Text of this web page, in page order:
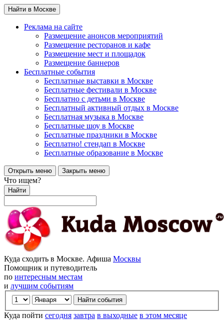
Найти в Москве
Реклама на сайте
Размещение анонсов мероприятий
Размещение ресторанов и кафе
Размещение мест и площадок
Размещение баннеров
Бесплатные события
Бесплатные выставки в Москве
Бесплатные фестивали в Москве
Бесплатно с детьми в Москве
Бесплатный активный отдых в Москве
Бесплатная музыка в Москве
Бесплатные шоу в Москве
Бесплатные праздники в Москве
Бесплатно! стендап в Москве
Бесплатные образование в Москве
Открыть меню Закрыть меню
Что ищем?
Найти
Куда сходить в Москве. Афиша Москвы
Помощник и путеводитель
по интересным местам
и лучшим событиям
Куда пойти сегодня завтра в выходные в этом месяце